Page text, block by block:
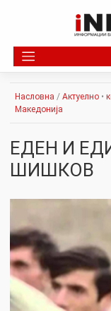
Насловна / Актуелно •
Македонија
ЕДЕН И
ШИШКОВ